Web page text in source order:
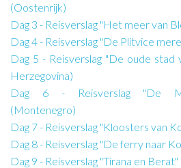
(Oostenrijk)
Dag 3 - Reisverslag "Het meer van
Dag 4 - Reisverslag "De Plitvice
Dag 5 - Reisverslag "De oude stad
Herzegovina)
Dag 6 - Reisverslag "De
(Montenegro)
Dag 7 - Reisverslag "Kloosters van
Dag 8 - Reisverslag "De ferry naar
Dag 9 - Reisverslag "Tirana en Berat"